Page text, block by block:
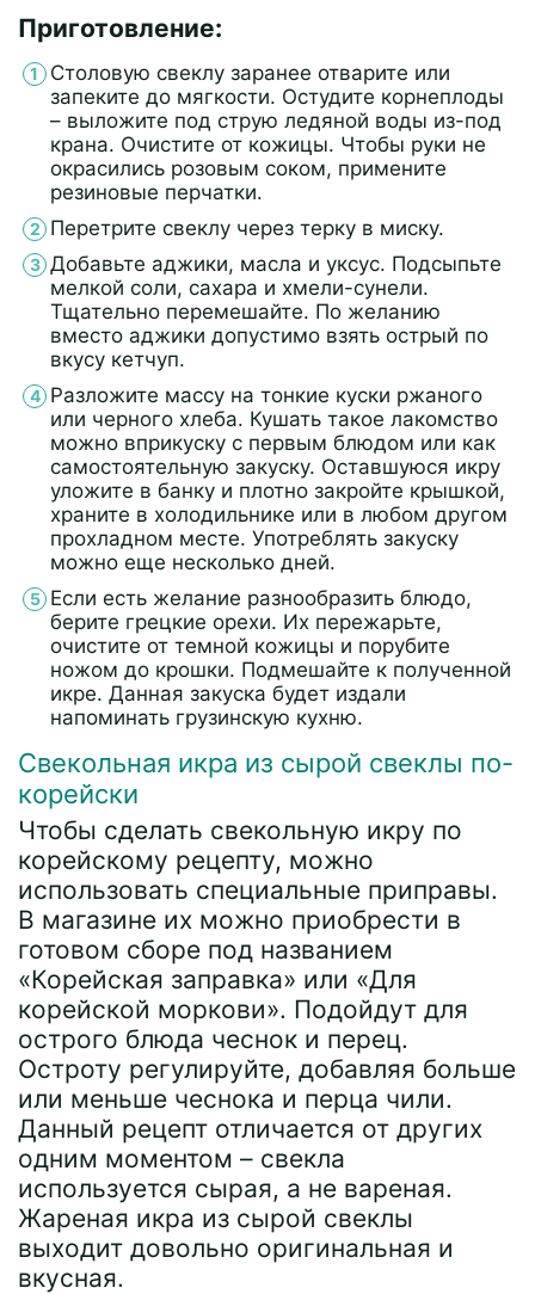
Приготовление:
Столовую свеклу заранее отварите или
запеките до мягкости. Остудите корнеплоды
– выложите под струю ледяной воды из-под
крана. Очистите от кожицы. Чтобы руки не
окрасились розовым соком, примените
резиновые перчатки.
Перетрите свеклу через терку в миску.
Добавьте аджики, масла и уксус. Подсыпьте
мелкой соли, сахара и хмели-сунели.
Тщательно перемешайте. По желанию
вместо аджики допустимо взять острый по
вкусу кетчуп.
Разложите массу на тонкие куски ржаного
или черного хлеба. Кушать такое лакомство
можно вприкуску с первым блюдом или как
самостоятельную закуску. Оставшуюся икру
уложите в банку и плотно закройте крышкой,
храните в холодильнике или в любом другом
прохладном месте. Употреблять закуску
можно еще несколько дней.
Если есть желание разнообразить блюдо,
берите грецкие орехи. Их пережарьте,
очистите от темной кожицы и порубите
ножом до крошки. Подмешайте к полученной
икре. Данная закуска будет издали
напоминать грузинскую кухню.
Свекольная икра из сырой свеклы по-
корейски
Чтобы сделать свекольную икру по
корейскому рецепту, можно
использовать специальные приправы.
В магазине их можно приобрести в
готовом сборе под названием
«Корейская заправка» или «Для
корейской моркови». Подойдут для
острого блюда чеснок и перец.
Остроту регулируйте, добавляя больше
или меньше чеснока и перца чили.
Данный рецепт отличается от других
одним моментом – свекла
используется сырая, а не вареная.
Жареная икра из сырой свеклы
выходит довольно оригинальная и
вкусная.